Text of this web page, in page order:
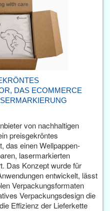
DAS ECOMMERCE
von nachhaltigen
preisgekröntes
das einen Wellpappen-
lasermarkierten
Das Konzept wurde für
entwickelt, lässt
Verpackungsformaten
Verpackungsdesign die
Effizienz der Lieferkette